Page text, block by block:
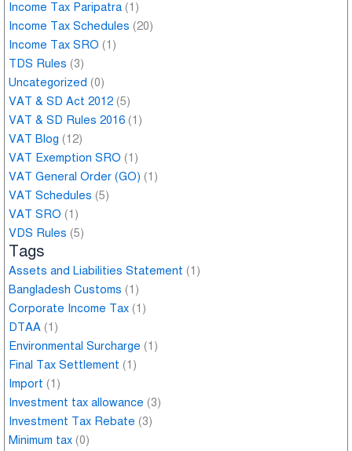
Income Tax Paripatra (1)
Income Tax Schedules (20)
Income Tax SRO (1)
TDS Rules (3)
Uncategorized (0)
VAT & SD Act 2012 (5)
VAT & SD Rules 2016 (1)
VAT Blog (12)
VAT Exemption SRO (1)
VAT General Order (GO) (1)
VAT Schedules (5)
VAT SRO (1)
VDS Rules (5)
Tags
Assets and Liabilities Statement (1)
Bangladesh Customs (1)
Corporate Income Tax (1)
DTAA (1)
Environmental Surcharge (1)
Final Tax Settlement (1)
Import (1)
Investment tax allowance (3)
Investment Tax Rebate (3)
Minimum tax (0)